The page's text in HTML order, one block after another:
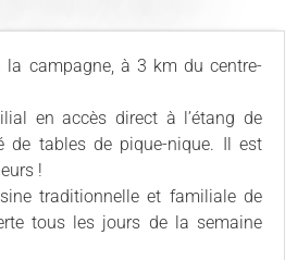
campagne, à 3 km du centre-
en accès direct à l’étang de
de tables de pique-nique. Il est
!
traditionnelle et familiale de
tous les jours de la semaine